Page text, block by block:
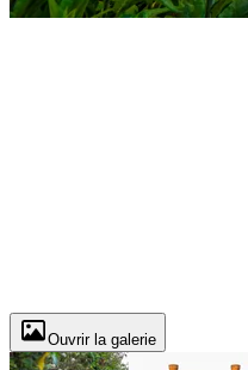
Ouvrir la galerie